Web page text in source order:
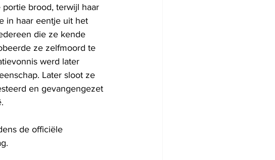
brood, terwijl haar
in haar eentje uit het
die ze kende
ze zelfmoord te
werd later
Later sloot ze
en gevangengezet
de officiële